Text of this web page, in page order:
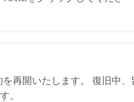
再開いたします。 復旧中、
。